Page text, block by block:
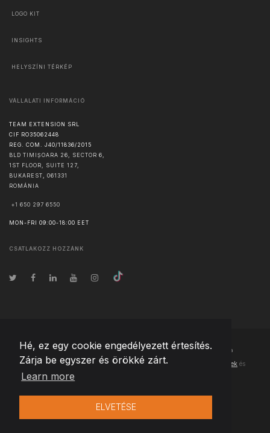
Hé, ez egy cookie engedélyezett értesítés.
Zárja be egyszer és örökké zárt.
Learn more
ELVETÉSE
LOGO KIT
INSIGHTS
HELYSZÍNI TÉRKÉP
VÁLLALATI INFORMÁCIÓ
TEAM EXTENSION SRL
CIF RO35062448
REG. COM. J40/11836/2015
BLD TIMIȘOARA 26, SECTOR 6,
1ST FLOOR, SUITE 127,
BUKAREST, 061331
ROMÁNIA
+1 650 297 6550
MON-FRI 09:00-18:00 EET
CSATLAKOZZ HOZZÁNK
© Szerzői jog2026 Team Extension Hungary- Minden jog fenntartva
Changelog ● Ezen webhely használatával elfogadja Használati feltételek és